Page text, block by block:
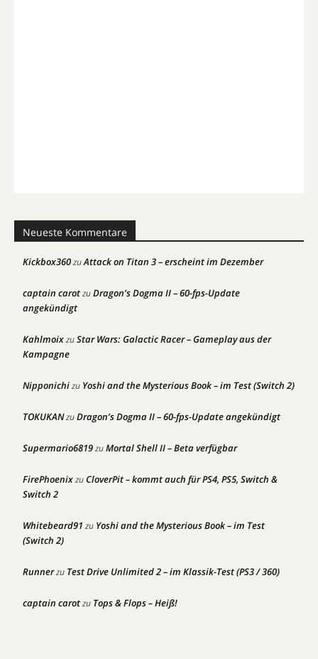
Neueste Kommentare
Kickbox360zuAttack on Titan 3 – erscheint im Dezember
captain carotzuDragon’s Dogma II – 60-fps-Update
angekündigt
KahlmoixzuStar Wars: Galactic Racer – Gameplay aus der
Kampagne
Nipponichizu Yoshi and the Mysterious Book – im Test (Switch 2)
TOKUKANzuDragon’s Dogma II – 60-fps-Update angekündigt
Supermario6819zuMortal Shell II – Beta verfügbar
FirePhoenixzuCloverPit – kommt auch für PS4, PS5, Switch &
Switch 2
Whitebeard91 zu Yoshi and the Mysterious Book – im Test
(Switch 2)
Runnerzu Test Drive Unlimited 2 – im Klassik-Test (PS3 / 360)
captain carotzu Tops & Flops – Heiß!